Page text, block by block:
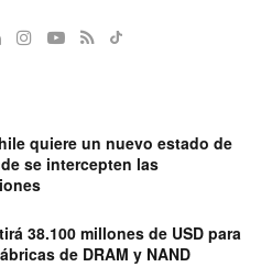
quiere un nuevo estado de
se intercepten las
38.100 millones de USD para
de DRAM y NAND